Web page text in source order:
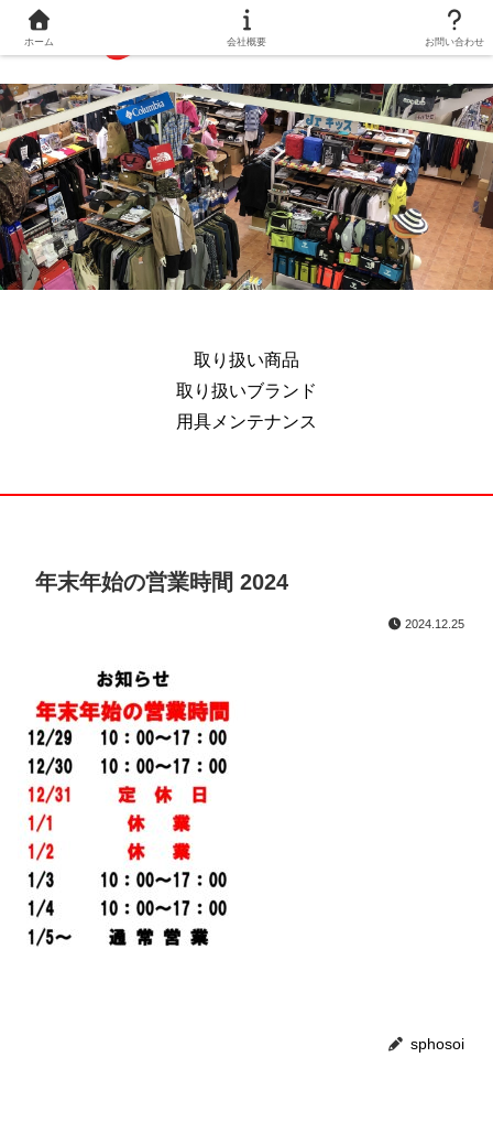
取り扱い商品
取り扱いブランド
用具メンテナンス
年末年始の営業時間 2024
2024.12.25
sphosoi
ホーム 会社概要 お問い合わせ